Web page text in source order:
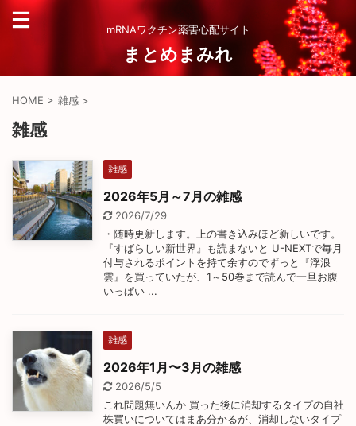
mRNAワクチン薬害心配サイト
まとめまみれ
HOME > 雑感 >
雑感
雑感
2026年5月～7月の雑感
2026/7/29
・随時更新します。上の書き込みほど新しいです。
『すばらしい新世界』も読まないと U-NEXTで毎月
付与されるポイントを持て余すのでずっと『浮浪
雲』を買っていたが、1～50巻まで読んで一旦お腹
いっぱい ...
雑感
2026年1月〜3月の雑感
2026/5/5
これ問題無いんか 買った後に消却するタイプの自社
株買いについてはまあ分かるが、消却しないタイプ